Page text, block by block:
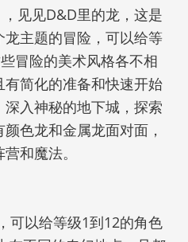
见见D&D里的龙，这是
主题的冒险，可以给等
冒险的美术风格各不相
简化的准备和快速开始
入神秘的地下城，探索
色龙和金属龙面对面，
和魔法。
可以给等级1到12的角色